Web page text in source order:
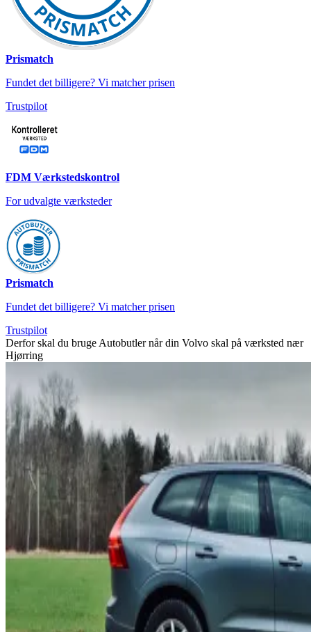
Prismatch
Fundet det billigere? Vi matcher prisen
Trustpilot
FDM Værkstedskontrol
For udvalgte værksteder
Prismatch
Fundet det billigere? Vi matcher prisen
Trustpilot
Derfor skal du bruge Autobutler når din Volvo skal på værksted nær
Hjørring